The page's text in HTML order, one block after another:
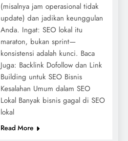
(misalnya jam operasional tidak
update) dan jadikan keunggulan
Anda. Ingat: SEO lokal itu
maraton, bukan sprint—
konsistensi adalah kunci. Baca
Juga: Backlink Dofollow dan Link
Building untuk SEO Bisnis
Kesalahan Umum dalam SEO
Lokal Banyak bisnis gagal di SEO
lokal
Read More